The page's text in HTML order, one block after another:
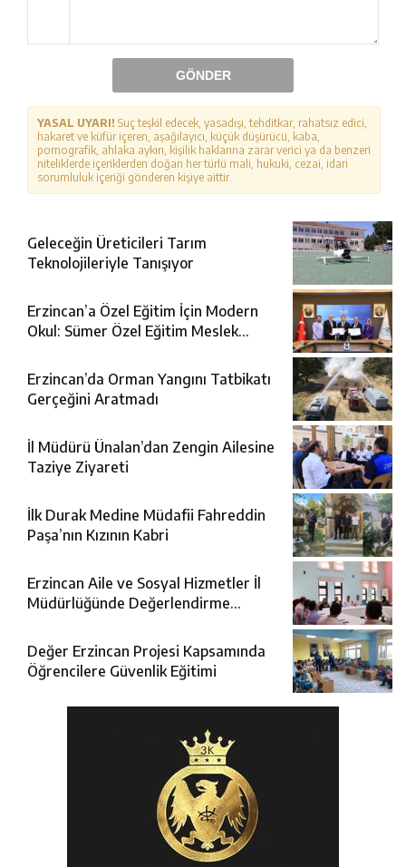
GÖNDER
YASAL UYARI! Suç teşkil edecek, yasadışı, tehditkar, rahatsız edici,
hakaret ve küfür içeren, aşağılayıcı, küçük düşürücü, kaba,
pornografik, ahlaka aykırı, kişilik haklarına zarar verici ya da benzeri
niteliklerde içeriklerden doğan her türlü mali, hukuki, cezai, idari
sorumluluk içeriği gönderen kişiye aittir.
Geleceğin Üreticileri Tarım
Teknolojileriyle Tanışıyor
Erzincan’a Özel Eğitim İçin Modern
Okul: Sümer Özel Eğitim Meslek
Erzincan’da Orman Yangını Tatbikatı
Gerçeğini Aratmadı
İl Müdürü Ünalan’dan Zengin Ailesine
Taziye Ziyareti
İlk Durak Medine Müdafii Fahreddin
Paşa’nın Kızının Kabri
Erzincan Aile ve Sosyal Hizmetler İl
Müdürlüğünde Değerlendirme
Değer Erzincan Projesi Kapsamında
Öğrencilere Güvenlik Eğitimi